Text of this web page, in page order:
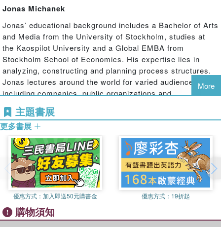
Jonas Michanek
Jonas’ educational background includes a Bachelor of Arts
and Media from the University of Stockholm, studies at
the Kaospilot University and a Global EMBA from
Stockholm School of Economics. His expertise lies in
analyzing, constructing and planning process structures.
Jonas lectures around the world for varied audiences
including companies, public organizations and
universities.
Andreas Breiler
Andreas has had a successful career in the IT industry,
with expertise in concept development, project
management and software training programs. His previous
employers include IBM, Framfab, Alfaskop and The
Swedish Consulting Group. He is a natural educator and
his strongest competencies include facilitating complex
processes and running innovation-training programs.
Idelaboratoriet is the second company that he has
More
主題書展
更多書展
優惠方式： 加入即送50元購書金 優惠方式： 19折起
購物須知